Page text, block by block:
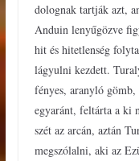
dolognak tartják azt,
Anduin lenyűgözve
hit és hitetlenség
lágyulni kezdett.
fényes, aranyló
egyaránt, feltárta a ki
szét az arcán, aztán
megszólalni, aki az